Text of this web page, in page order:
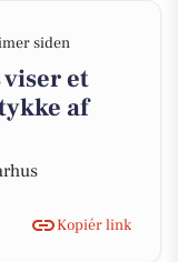
siden
et
af
Kopiér link